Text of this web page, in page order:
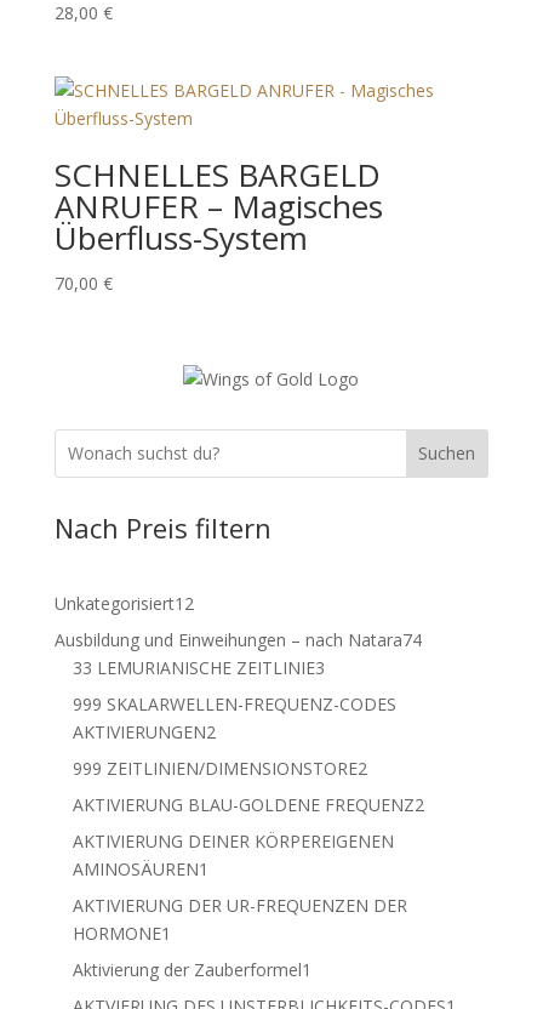
28,00 €
SCHNELLES BARGELD
ANRUFER – Magisches
Überfluss-System
70,00 €
Suchen
Nach Preis filtern
Unkategorisiert1212
Produkte
Ausbildung und Einweihungen – nach Natara7474
33 LEMURIANISCHE ZEITLINIE33
Produkte
999 SKALARWELLEN-FREQUENZ-CODES
AKTIVIERUNGEN22
Produkte
999 ZEITLINIEN/DIMENSIONSTORE22
Produkte
AKTIVIERUNG BLAU-GOLDENE FREQUENZ22
AKTIVIERUNG DEINER KÖRPEREIGENEN
AMINOSÄUREN1
Produkt
AKTIVIERUNG DER UR-FREQUENZEN DER
HORMONE1
Produkt
Aktivierung der Zauberformel1
Produkt